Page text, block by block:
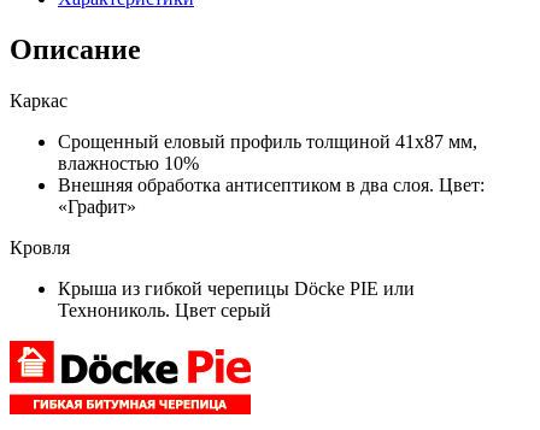
Описание
Каркас
Срощенный еловый профиль толщиной 41х87 мм,
влажностью 10%
Внешняя обработка антисептиком в два слоя. Цвет:
«Графит»
Кровля
Крыша из гибкой черепицы Döcke PIE или
Технониколь. Цвет серый